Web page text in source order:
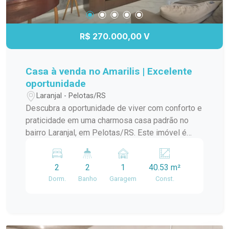
R$ 270.000,00 V
Casa à venda no Amarilis | Excelente
oportunidade
Laranjal - Pelotas/RS
Descubra a oportunidade de viver com conforto e
praticidade em uma charmosa casa padrão no
bairro Laranjal, em Pelotas/RS. Este imóvel é
bem localizado. A casa conta com amplos
ambientes, proporcionando uma ótima circulação
e iluminação natural. A sala de estar é perfeita
2
Dorm.
2
Banho
1
Garagem
40.53 m²
Const.